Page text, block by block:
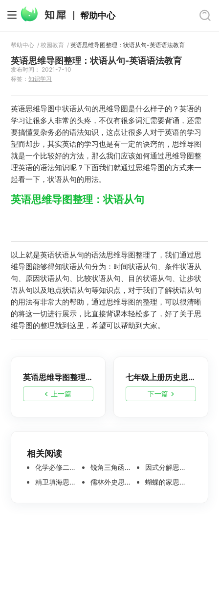
帮助中心
帮助中心 /校园教育 /英语思维导图整理：状语从句-英语语法教育
英语思维导图整理：状语从句-英语语法教育
发布时间： 2021-7-10
标签：知识学习
英语思维导图中状语从句的思维导图是什么样子的？英语的
学习让很多人非常的头疼，不仅有很多词汇需要背诵，还需
要搞懂复杂务必的语法知识，这点让很多人对于英语的学习
望而却步，其实英语的学习也是有一定的诀窍的，思维导图
就是一个比较好的方法，那么我们应该如何通过思维导图整
理英语的语法知识呢？下面我们就通过思维导图的方式来一
起看一下，状语从句的用法。
英语思维导图整理：状语从句
以上就是英语状语从句的语法思维导图整理了，我们通过思
维导图能够得知状语从句分为：时间状语从句、条件状语从
句、原因状语从句、比较状语从句、目的状语从句、让步状
语从句以及地点状语从句等知识点，对于我们了解状语从句
的用法有非常大的帮助，通过思维导图的整理，可以很清晰
的将这一切进行展示，比直接背课本轻松多了，好了关于思
维导图的整理就到这里，希望可以帮助到大家。
上一篇
英语思维导图整理：介词用法-英语语法教育
下一篇
七年级上册历史思维导图：秦统一中国-初中历史教育
相关阅读
化学必修二思维导图合集，高中高清化学思维导图整理 锐角三角函数思维导图 | 数学思维导图分享
因式分解思维导图高清版-数学思维导图模板分享
精卫填海思维导图怎么画？高清版精卫填海思维导图模板分享
儒林外史思维导图大全|高清版免费思维导图模板 蝴蝶的家思维导图怎么画？高清版蝴蝶的家思维导图分享